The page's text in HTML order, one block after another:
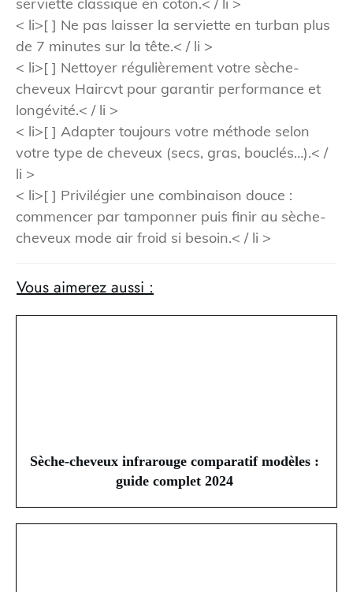
< li>[ ] Ne pas laisser la serviette en turban plus
de 7 minutes sur la tête.< / li >
< li>[ ] Nettoyer régulièrement votre sèche-
cheveux Haircvt pour garantir performance et
longévité.< / li >
< li>[ ] Adapter toujours votre méthode selon
votre type de cheveux (secs, gras, bouclés…).< /
li >
< li>[ ] Privilégier une combinaison douce :
commencer par tamponner puis finir au sèche-
cheveux mode air froid si besoin.< / li >
Vous aimerez aussi :
Sèche-cheveux infrarouge comparatif modèles :
guide complet 2024